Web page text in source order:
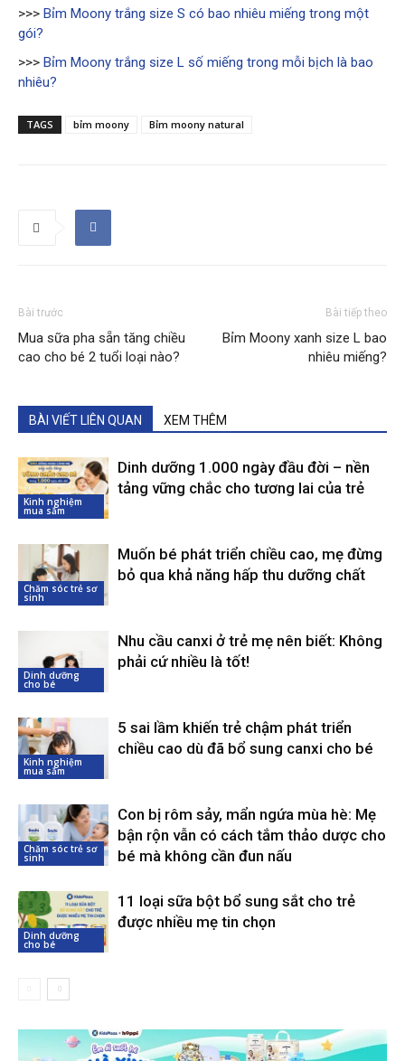
>>> Bỉm Moony trắng size S có bao nhiêu miếng trong một
gói?
>>> Bỉm Moony trắng size L số miếng trong mỗi bịch là bao
nhiêu?
TAGS bỉm moony Bỉm moony natural
Bài trước
Mua sữa pha sẵn tăng chiều
cao cho bé 2 tuổi loại nào?
Bài tiếp theo
Bỉm Moony xanh size L bao
nhiêu miếng?
BÀI VIẾT LIÊN QUAN XEM THÊM
Kinh nghiệm
mua sắm
Dinh dưỡng 1.000 ngày đầu đời – nền
tảng vững chắc cho tương lai của trẻ
Chăm sóc trẻ sơ
sinh
Muốn bé phát triển chiều cao, mẹ đừng
bỏ qua khả năng hấp thu dưỡng chất
Dinh dưỡng
cho bé
Nhu cầu canxi ở trẻ mẹ nên biết: Không
phải cứ nhiều là tốt!
Kinh nghiệm
mua sắm
5 sai lầm khiến trẻ chậm phát triển
chiều cao dù đã bổ sung canxi cho bé
Chăm sóc trẻ sơ
sinh
Con bị rôm sảy, mẩn ngứa mùa hè: Mẹ
bận rộn vẫn có cách tắm thảo dược cho
bé mà không cần đun nấu
Dinh dưỡng
cho bé
11 loại sữa bột bổ sung sắt cho trẻ
được nhiều mẹ tin chọn